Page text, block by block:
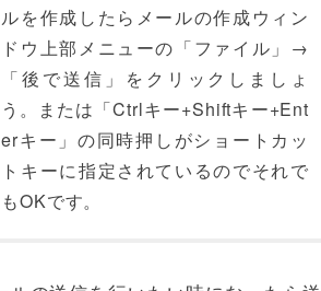
ルを作成したらメールの作成ウィン
ドウ上部メニューの「ファイル」→
「後で送信」をクリックしましょ
う。または「Ctrlキー+Shiftキー+Ent
erキー」の同時押しがショートカッ
トキーに指定されているのでそれで
もOKです。